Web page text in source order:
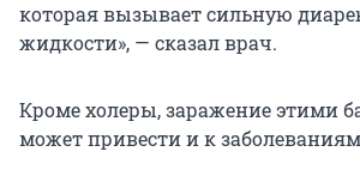
которая вызывает сильную
жидкости», — сказал врач.
Кроме холеры, заражение этими
может привести и к